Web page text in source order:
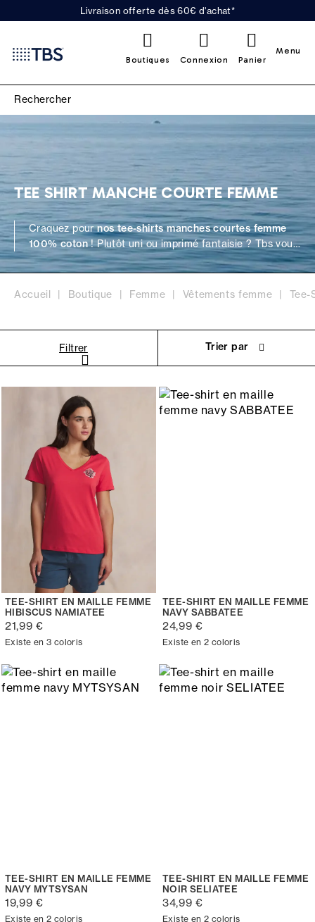
Livraison offerte dès 60€ d'achat*
Boutiques Connexion Panier
Menu
TEE SHIRT MANCHE COURTE FEMME
Craquez pournos tee-shirts manches courtes femme
100% coton! Plutôt uni ou imprimé fantaisie ? Tbs vous
propose une sélection de tee-shirts décontractés et
tendances. Parfaits en toutes saisons, ils sont
agréables, confortables et doux au porté. Vous ne les
Accueil Boutique Femme Vêtements femme Tee-
Filtrer Trier par
TEE-SHIRT EN MAILLE FEMME
HIBISCUS NAMIATEE
21,99 €
Existe en 3 coloris
TEE-SHIRT EN MAILLE FEMME
NAVY SABBATEE
24,99 €
Existe en 2 coloris
TEE-SHIRT EN MAILLE FEMME
NAVY MYTSYSAN
19,99 €
Existe en 2 coloris
TEE-SHIRT EN MAILLE FEMME
NOIR SELIATEE
34,99 €
Existe en 2 coloris